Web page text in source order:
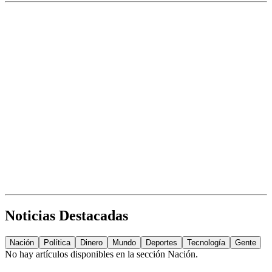
Noticias Destacadas
Nación Política Dinero Mundo Deportes Tecnología Gente
No hay artículos disponibles en la sección Nación.